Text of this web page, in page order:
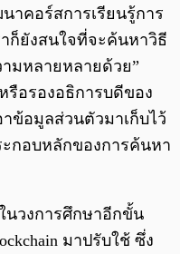
าคอร์สการเรียนรู้การ
ก็ยังสนใจที่จะค้นหาวิธี
ามหลายหลายด้วย”
รือรองอธิการบดีของ
ข้อมูลส่วนตัวมาเก็บไว้
ะกอบหลักของการค้นหา
นวงการศึกษาอีกขั้น
มาปรับใช้ ซึ่ง